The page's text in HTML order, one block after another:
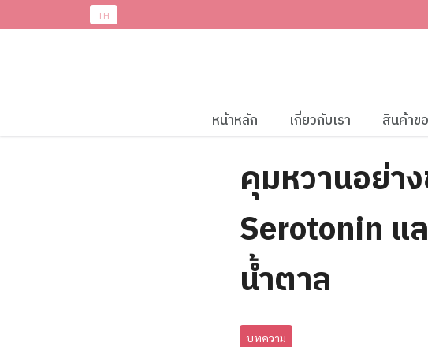
TH
หน้าหลัก เกี่ยวกับเรา สินค้าข
คุมหวานอย่า
Serotonin แ
น้ำตาล
บทความ